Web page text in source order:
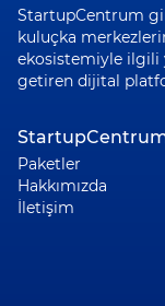
StartupCentrum
kuluçka
ekosistemiyle ilgili
getiren dijital
Paketler
Hakkımızda
İletişim